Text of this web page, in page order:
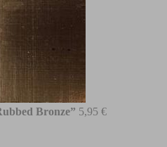
Bronze” 5,95 €